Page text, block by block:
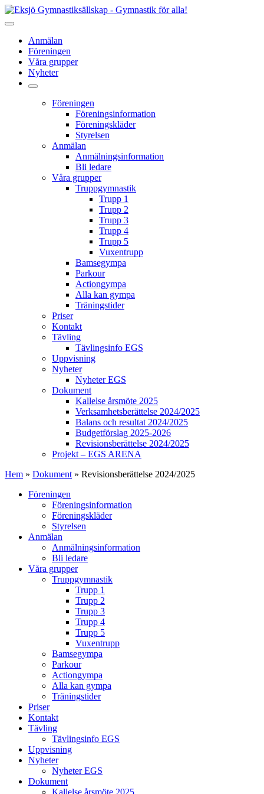
Anmälan
Föreningen
Våra grupper
Nyheter
Föreningen
Föreningsinformation
Föreningskläder
Styrelsen
Anmälan
Anmälningsinformation
Bli ledare
Våra grupper
Truppgymnastik
Trupp 1
Trupp 2
Trupp 3
Trupp 4
Trupp 5
Vuxentrupp
Bamsegympa
Parkour
Actiongympa
Alla kan gympa
Träningstider
Priser
Kontakt
Tävling
Tävlingsinfo EGS
Uppvisning
Nyheter
Nyheter EGS
Dokument
Kallelse årsmöte 2025
Verksamhetsberättelse 2024/2025
Balans och resultat 2024/2025
Budgetförslag 2025-2026
Revisionsberättelse 2024/2025
Projekt – EGS ARENA
Hem » Dokument » Revisionsberättelse 2024/2025
Föreningen
Föreningsinformation
Föreningskläder
Styrelsen
Anmälan
Anmälningsinformation
Bli ledare
Våra grupper
Truppgymnastik
Trupp 1
Trupp 2
Trupp 3
Trupp 4
Trupp 5
Vuxentrupp
Bamsegympa
Parkour
Actiongympa
Alla kan gympa
Träningstider
Priser
Kontakt
Tävling
Tävlingsinfo EGS
Uppvisning
Nyheter
Nyheter EGS
Dokument
Kallelse årsmöte 2025